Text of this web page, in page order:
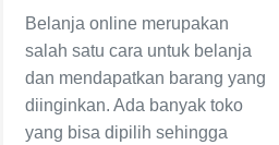
Belanja online merupakan
salah satu cara untuk belanja
dan mendapatkan barang yang
diinginkan. Ada banyak toko
yang bisa dipilih sehingga